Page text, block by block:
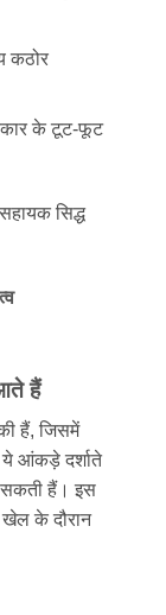
कठोर
के टूट-फूट
सिद्ध
हैं
हैं, जिसमें
आंकड़े दर्शाते
सकती हैं। इस
खेल के दौरान